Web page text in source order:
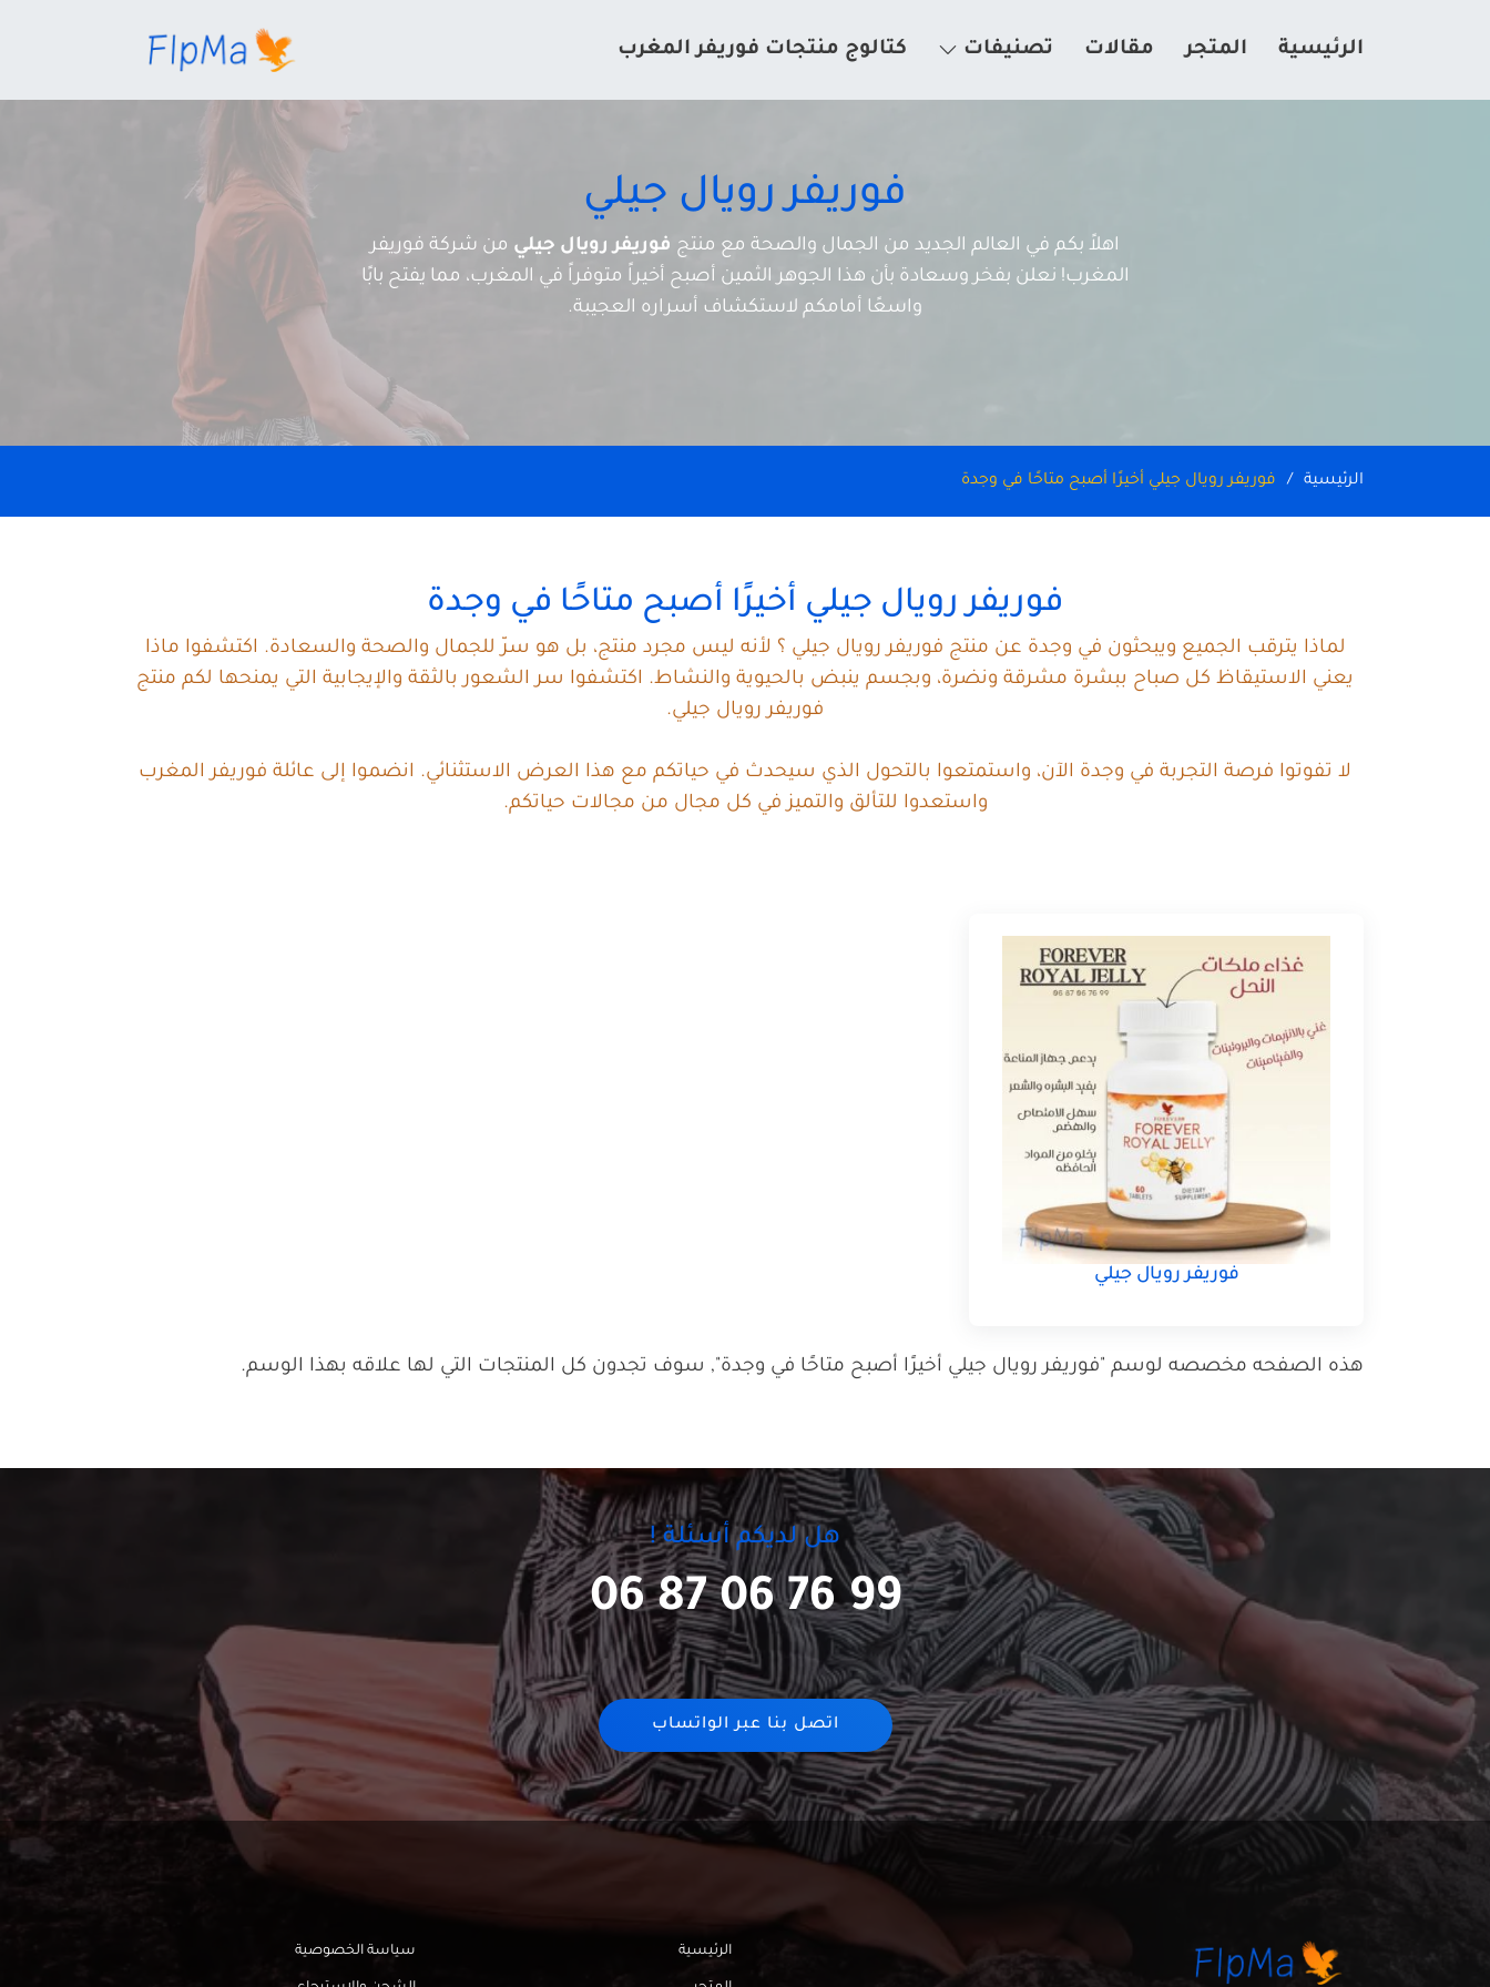
الرئيسية المتجر مقالات تصنيفات كتالوج منتجات فوريفر المغرب
فوريفر رويال جيلي
اهلاً بكم في العالم الجديد من الجمال والصحة مع منتج فوريفر رويال جيلي من شركة فوريفر
المغرب! نعلن بفخر وسعادة بأن هذا الجوهر الثمين أصبح أخيراً متوفراً في المغرب، مما يفتح بابًا
واسعًا أمامكم لاستكشاف أسراره العجيبة.
الرئيسية فوريفر رويال جيلي أخيرًا أصبح متاحًا في وجدة
فوريفر رويال جيلي أخيرًا أصبح متاحًا في وجدة
لماذا يترقب الجميع ويبحثون في وجدة عن منتج فوريفر رويال جيلي ؟ لأنه ليس مجرد منتج، بل هو سرّ للجمال والصحة والسعادة. اكتشفوا ماذا
يعني الاستيقاظ كل صباح ببشرة مشرقة ونضرة، وبجسم ينبض بالحيوية والنشاط. اكتشفوا سر الشعور بالثقة والإيجابية التي يمنحها لكم منتج
فوريفر رويال جيلي.
لا تفوتوا فرصة التجربة في وجدة الآن، واستمتعوا بالتحول الذي سيحدث في حياتكم مع هذا العرض الاستثنائي. انضموا إلى عائلة فوريفر المغرب
واستعدوا للتألق والتميز في كل مجال من مجالات حياتكم.
فوريفر رويال جيلي
هذه الصفحه مخصصه لوسم "فوريفر رويال جيلي أخيرًا أصبح متاحًا في وجدة", سوف تجدون كل المنتجات التي لها علاقه بهذا الوسم.
هل لديكم أسئلة !
06 87 06 76 99
اتصل بنا عبر الواتساب
الرئيسية سياسة الخصوصية